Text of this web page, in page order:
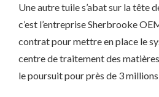
Une autre tuile s’abat sur la tête
c’est l’entreprise Sherbrooke
contrat pour mettre en place le
centre de traitement des
le poursuit pour près de 3 millions